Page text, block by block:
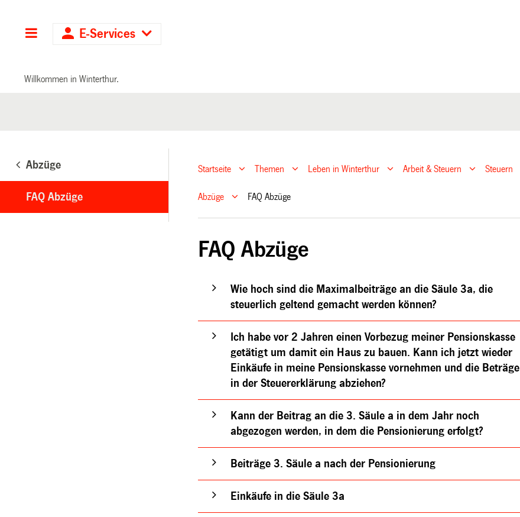
Hauptnavigation
E-Services
Willkommen in Winterthur.
Abzüge
FAQ Abzüge
Startseite Themen Leben in Winterthur Arbeit & Steuern Steuern
Abzüge FAQ Abzüge
FAQ Abzüge
Wie hoch sind die Maximalbeiträge an die Säule 3a, die
steuerlich geltend gemacht werden können?
Ich habe vor 2 Jahren einen Vorbezug meiner Pensionskasse
getätigt um damit ein Haus zu bauen. Kann ich jetzt wieder
Einkäufe in meine Pensionskasse vornehmen und die Beträge
in der Steuererklärung abziehen?
Kann der Beitrag an die 3. Säule a in dem Jahr noch
abgezogen werden, in dem die Pensionierung erfolgt?
Beiträge 3. Säule a nach der Pensionierung
Einkäufe in die Säule 3a